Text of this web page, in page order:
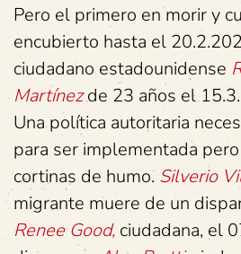
Pero el primero en morir y
encubierto hasta el
ciudadano estadounidense
Martínezde 23 años el
Una política autoritaria
para ser implementada
cortinas de humo. Silverio
migrante muere de un
Renee Good, ciudadana, el